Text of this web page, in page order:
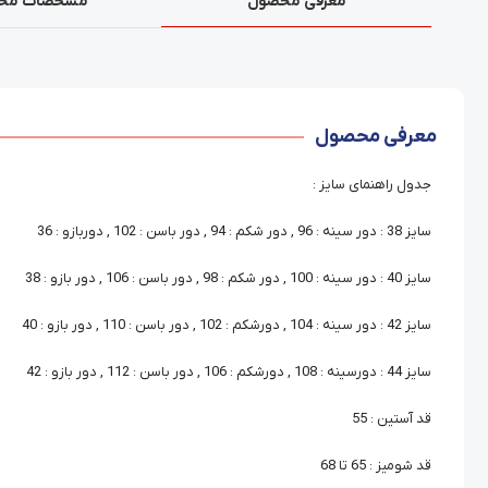
معرفی محصول
جدول راهنمای سایز :
سایز 38 : دور سینه : 96 , دور شکم : 94 , دور باسن : 102 , دوربازو : 36
سایز 40 : دور سینه : 100 , دور شکم : 98 , دور باسن : 106 , دور بازو : 38
سایز 42 : دور سینه : 104 , دورشکم : 102 , دور باسن : 110 , دور بازو : 40
سایز 44 : دورسینه : 108 , دورشکم : 106 , دور باسن : 112 , دور بازو : 42
قد آستین : 55
قد شومیز : 65 تا 68